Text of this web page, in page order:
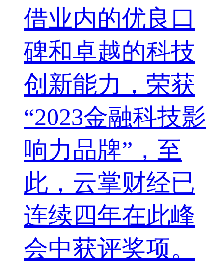
借业内的优良口
碑和卓越的科技
创新能力，荣获
“2023金融科技影
响力品牌”，至
此，云掌财经已
连续四年在此峰
会中获评奖项。